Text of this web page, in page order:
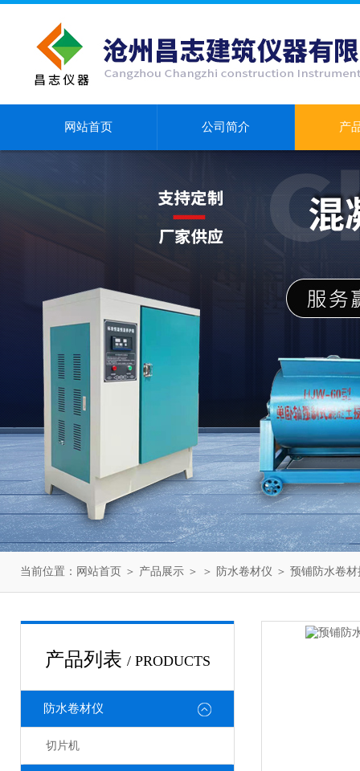
网站首页 公司简介 产
当前位置： 网站首页 ＞ 产品展示 ＞ ＞ 防水卷材仪 ＞ 预铺防水卷
产品列表 / PRODUCTS
防水卷材仪
切片机